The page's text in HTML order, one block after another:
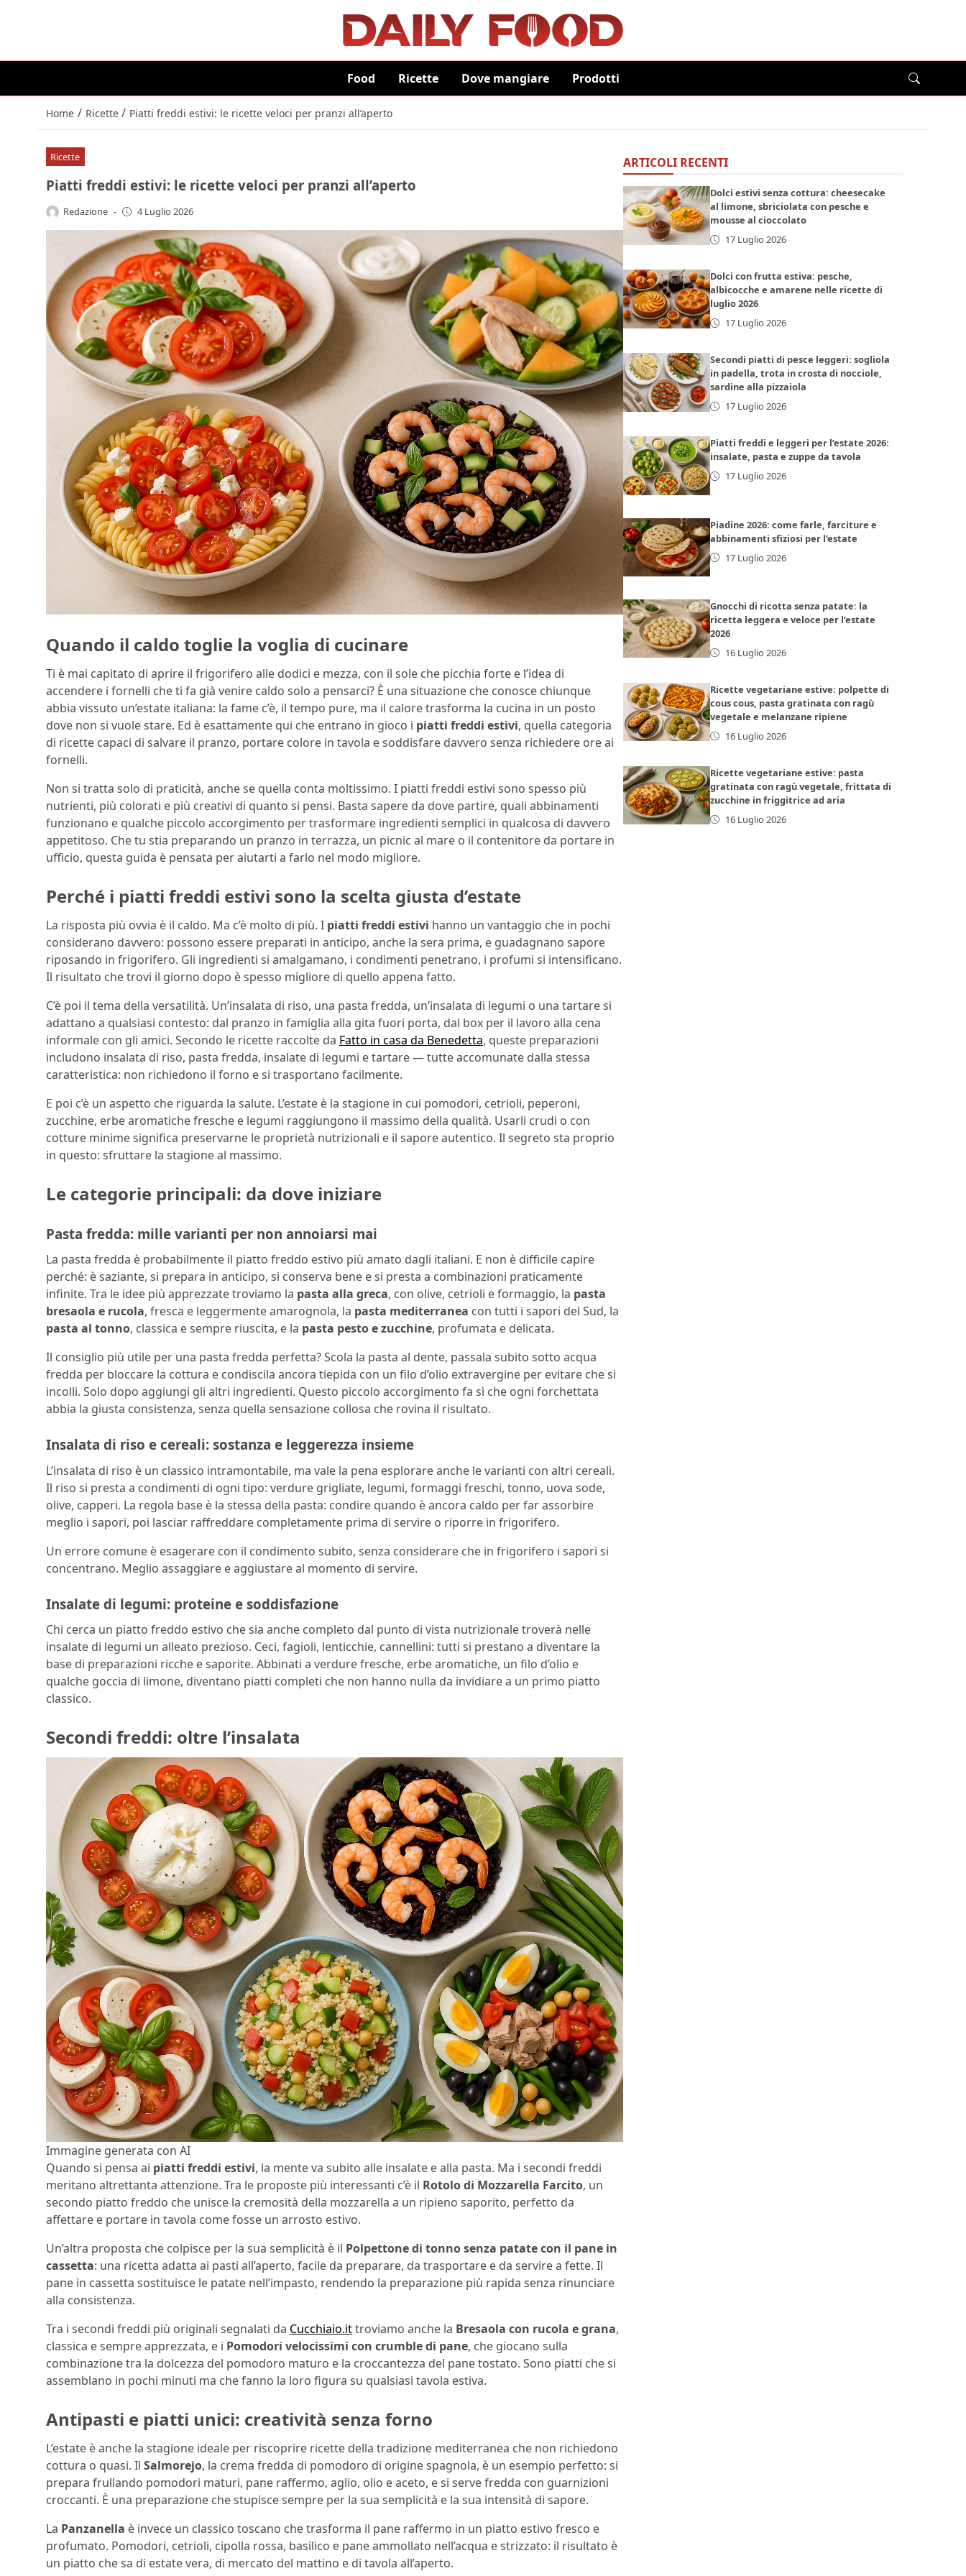
Food Ricette Dove mangiare Prodotti
Home / Ricette / Piatti freddi estivi: le ricette veloci per pranzi all’aperto
Ricette
Piatti freddi estivi: le ricette veloci per pranzi all’aperto
Redazione - 4 Luglio 2026
Quando il caldo toglie la voglia di cucinare
Ti è mai capitato di aprire il frigorifero alle dodici e mezza, con il sole che picchia forte e l’idea di
accendere i fornelli che ti fa già venire caldo solo a pensarci? È una situazione che conosce chiunque
abbia vissuto un’estate italiana: la fame c’è, il tempo pure, ma il calore trasforma la cucina in un posto
dove non si vuole stare. Ed è esattamente qui che entrano in gioco i piatti freddi estivi, quella categoria
di ricette capaci di salvare il pranzo, portare colore in tavola e soddisfare davvero senza richiedere ore ai
fornelli.
Non si tratta solo di praticità, anche se quella conta moltissimo. I piatti freddi estivi sono spesso più
nutrienti, più colorati e più creativi di quanto si pensi. Basta sapere da dove partire, quali abbinamenti
funzionano e qualche piccolo accorgimento per trasformare ingredienti semplici in qualcosa di davvero
appetitoso. Che tu stia preparando un pranzo in terrazza, un picnic al mare o il contenitore da portare in
ufficio, questa guida è pensata per aiutarti a farlo nel modo migliore.
Perché i piatti freddi estivi sono la scelta giusta d’estate
La risposta più ovvia è il caldo. Ma c’è molto di più. I piatti freddi estivi hanno un vantaggio che in pochi
considerano davvero: possono essere preparati in anticipo, anche la sera prima, e guadagnano sapore
riposando in frigorifero. Gli ingredienti si amalgamano, i condimenti penetrano, i profumi si intensificano.
Il risultato che trovi il giorno dopo è spesso migliore di quello appena fatto.
C’è poi il tema della versatilità. Un’insalata di riso, una pasta fredda, un’insalata di legumi o una tartare si
adattano a qualsiasi contesto: dal pranzo in famiglia alla gita fuori porta, dal box per il lavoro alla cena
informale con gli amici. Secondo le ricette raccolte da Fatto in casa da Benedetta, queste preparazioni
includono insalata di riso, pasta fredda, insalate di legumi e tartare — tutte accomunate dalla stessa
caratteristica: non richiedono il forno e si trasportano facilmente.
E poi c’è un aspetto che riguarda la salute. L’estate è la stagione in cui pomodori, cetrioli, peperoni,
zucchine, erbe aromatiche fresche e legumi raggiungono il massimo della qualità. Usarli crudi o con
cotture minime significa preservarne le proprietà nutrizionali e il sapore autentico. Il segreto sta proprio
in questo: sfruttare la stagione al massimo.
Le categorie principali: da dove iniziare
Pasta fredda: mille varianti per non annoiarsi mai
La pasta fredda è probabilmente il piatto freddo estivo più amato dagli italiani. E non è difficile capire
perché: è saziante, si prepara in anticipo, si conserva bene e si presta a combinazioni praticamente
infinite. Tra le idee più apprezzate troviamo la pasta alla greca, con olive, cetrioli e formaggio, la pasta
bresaola e rucola, fresca e leggermente amarognola, la pasta mediterranea con tutti i sapori del Sud, la
pasta al tonno, classica e sempre riuscita, e la pasta pesto e zucchine, profumata e delicata.
Il consiglio più utile per una pasta fredda perfetta? Scola la pasta al dente, passala subito sotto acqua
fredda per bloccare la cottura e condiscila ancora tiepida con un filo d’olio extravergine per evitare che si
incolli. Solo dopo aggiungi gli altri ingredienti. Questo piccolo accorgimento fa sì che ogni forchettata
abbia la giusta consistenza, senza quella sensazione collosa che rovina il risultato.
Insalata di riso e cereali: sostanza e leggerezza insieme
L’insalata di riso è un classico intramontabile, ma vale la pena esplorare anche le varianti con altri cereali.
Il riso si presta a condimenti di ogni tipo: verdure grigliate, legumi, formaggi freschi, tonno, uova sode,
olive, capperi. La regola base è la stessa della pasta: condire quando è ancora caldo per far assorbire
meglio i sapori, poi lasciar raffreddare completamente prima di servire o riporre in frigorifero.
Un errore comune è esagerare con il condimento subito, senza considerare che in frigorifero i sapori si
concentrano. Meglio assaggiare e aggiustare al momento di servire.
Insalate di legumi: proteine e soddisfazione
Chi cerca un piatto freddo estivo che sia anche completo dal punto di vista nutrizionale troverà nelle
insalate di legumi un alleato prezioso. Ceci, fagioli, lenticchie, cannellini: tutti si prestano a diventare la
base di preparazioni ricche e saporite. Abbinati a verdure fresche, erbe aromatiche, un filo d’olio e
qualche goccia di limone, diventano piatti completi che non hanno nulla da invidiare a un primo piatto
classico.
Secondi freddi: oltre l’insalata
Immagine generata con AI
Quando si pensa ai piatti freddi estivi, la mente va subito alle insalate e alla pasta. Ma i secondi freddi
meritano altrettanta attenzione. Tra le proposte più interessanti c’è il Rotolo di Mozzarella Farcito, un
secondo piatto freddo che unisce la cremosità della mozzarella a un ripieno saporito, perfetto da
affettare e portare in tavola come fosse un arrosto estivo.
Un’altra proposta che colpisce per la sua semplicità è il Polpettone di tonno senza patate con il pane in
cassetta: una ricetta adatta ai pasti all’aperto, facile da preparare, da trasportare e da servire a fette. Il
pane in cassetta sostituisce le patate nell’impasto, rendendo la preparazione più rapida senza rinunciare
alla consistenza.
Tra i secondi freddi più originali segnalati da Cucchiaio.ittroviamo anche la Bresaola con rucola e grana,
classica e sempre apprezzata, e i Pomodori velocissimi con crumble di pane, che giocano sulla
combinazione tra la dolcezza del pomodoro maturo e la croccantezza del pane tostato. Sono piatti che si
assemblano in pochi minuti ma che fanno la loro figura su qualsiasi tavola estiva.
Antipasti e piatti unici: creatività senza forno
L’estate è anche la stagione ideale per riscoprire ricette della tradizione mediterranea che non richiedono
cottura o quasi. Il Salmorejo, la crema fredda di pomodoro di origine spagnola, è un esempio perfetto: si
prepara frullando pomodori maturi, pane raffermo, aglio, olio e aceto, e si serve fredda con guarnizioni
croccanti. È una preparazione che stupisce sempre per la sua semplicità e la sua intensità di sapore.
La Panzanella è invece un classico toscano che trasforma il pane raffermo in un piatto estivo fresco e
profumato. Pomodori, cetrioli, cipolla rossa, basilico e pane ammollato nell’acqua e strizzato: il risultato è
un piatto che sa di estate vera, di mercato del mattino e di tavola all’aperto.
ARTICOLI RECENTI
Dolci estivi senza cottura: cheesecake
al limone, sbriciolata con pesche e
mousse al cioccolato
17 Luglio 2026
Dolci con frutta estiva: pesche,
albicocche e amarene nelle ricette di
luglio 2026
17 Luglio 2026
Secondi piatti di pesce leggeri: sogliola
in padella, trota in crosta di nocciole,
sardine alla pizzaiola
17 Luglio 2026
Piatti freddi e leggeri per l’estate 2026:
insalate, pasta e zuppe da tavola
17 Luglio 2026
Piadine 2026: come farle, farciture e
abbinamenti sfiziosi per l’estate
17 Luglio 2026
Gnocchi di ricotta senza patate: la
ricetta leggera e veloce per l’estate
2026
16 Luglio 2026
Ricette vegetariane estive: polpette di
cous cous, pasta gratinata con ragù
vegetale e melanzane ripiene
16 Luglio 2026
Ricette vegetariane estive: pasta
gratinata con ragù vegetale, frittata di
zucchine in friggitrice ad aria
16 Luglio 2026